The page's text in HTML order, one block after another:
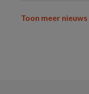
Toon meer nieuws